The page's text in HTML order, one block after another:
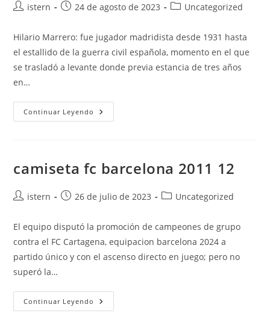
Autor
la
entrada:
istern
Publicación
entrada:
24 de agosto de 2023
Categoría
entrada:
Uncategorized
Hilario Marrero: fue jugador madridista desde 1931 hasta
el estallido de la guerra civil española, momento en el que
se trasladó a levante donde previa estancia de tres años
en…
Continuar Leyendo Fc
Barcelona
camiseta fc barcelona 2011 12
Autor
la
entrada:
istern
Publicación
la
entrada:
26 de julio de 2023
Categoría
entrada:
Uncategorized
El equipo disputó la promoción de campeones de grupo
contra el FC Cartagena, equipacion barcelona 2024 a
partido único y con el ascenso directo en juego; pero no
superó la…
Continuar Leyendo Camiseta
Fc